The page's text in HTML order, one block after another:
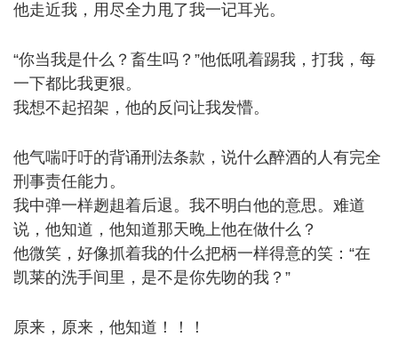
他走近我，用尽全力甩了我一记耳光。
“你当我是什么？畜生吗？”他低吼着踢我，打我，每
一下都比我更狠。
我想不起招架，他的反问让我发懵。
他气喘吁吁的背诵刑法条款，说什么醉酒的人有完全
刑事责任能力。
我中弹一样趔趄着后退。我不明白他的意思。难道
说，他知道，他知道那天晚上他在做什么？
他微笑，好像抓着我的什么把柄一样得意的笑：“在
凯莱的洗手间里，是不是你先吻的我？”
原来，原来，他知道！！！